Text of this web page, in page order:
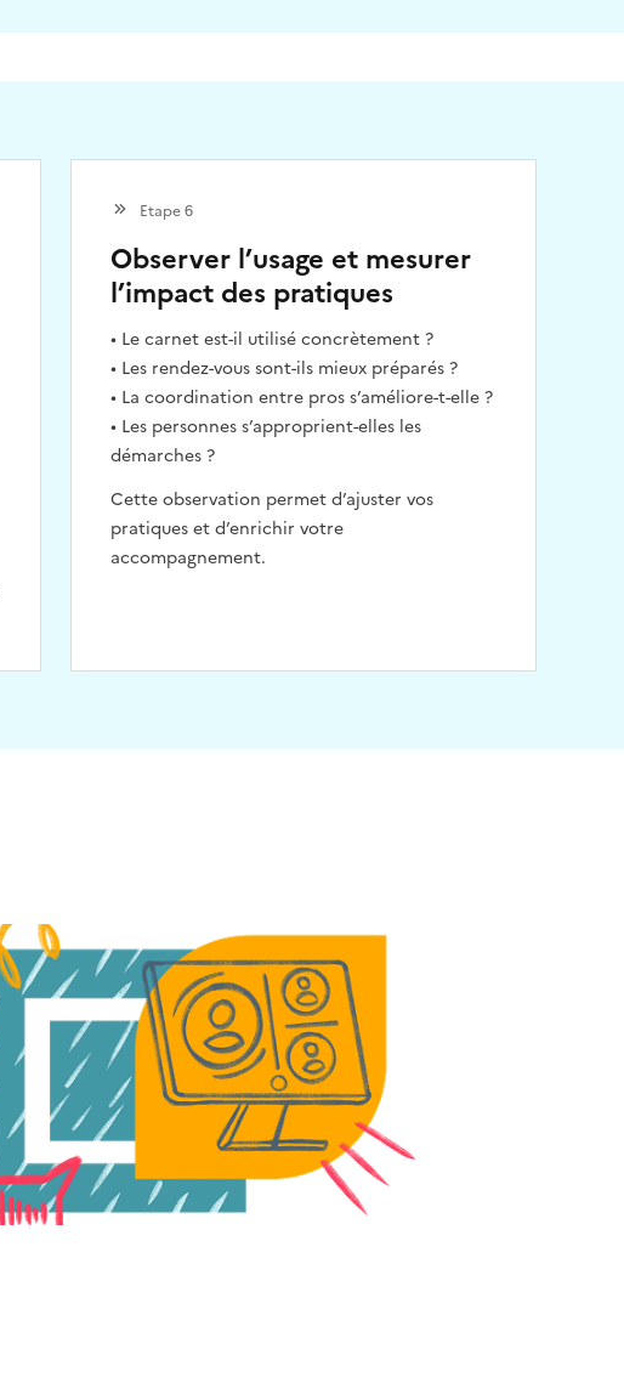
Observer l’usage et mesurer
l’impact des pratiques
• Le carnet est-il utilisé concrètement ?
• Les rendez-vous sont-ils mieux préparés ?
• La coordination entre pros s’améliore-t-elle ?
• Les personnes s’approprient-elles les
démarches ?
Cette observation permet d’ajuster vos
pratiques et d’enrichir votre
accompagnement.
Etape 6